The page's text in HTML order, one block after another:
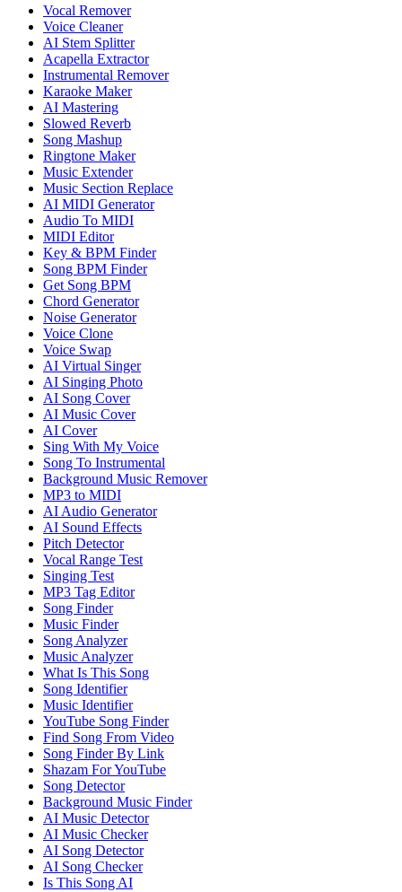
Vocal Remover
Voice Cleaner
AI Stem Splitter
Acapella Extractor
Instrumental Remover
Karaoke Maker
AI Mastering
Slowed Reverb
Song Mashup
Ringtone Maker
Music Extender
Music Section Replace
AI MIDI Generator
Audio To MIDI
MIDI Editor
Key & BPM Finder
Song BPM Finder
Get Song BPM
Chord Generator
Noise Generator
Voice Clone
Voice Swap
AI Virtual Singer
AI Singing Photo
AI Song Cover
AI Music Cover
AI Cover
Sing With My Voice
Song To Instrumental
Background Music Remover
MP3 to MIDI
AI Audio Generator
AI Sound Effects
Pitch Detector
Vocal Range Test
Singing Test
MP3 Tag Editor
Song Finder
Music Finder
Song Analyzer
Music Analyzer
What Is This Song
Song Identifier
Music Identifier
YouTube Song Finder
Find Song From Video
Song Finder By Link
Shazam For YouTube
Song Detector
Background Music Finder
AI Music Detector
AI Music Checker
AI Song Detector
AI Song Checker
Is This Song AI